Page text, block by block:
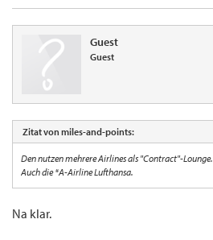
Guest
Guest
Zitat von miles-and-points:
Den nutzen mehrere Airlines als "Contract"-Lounge.
Auch die *A-Airline Lufthansa.
Na klar.